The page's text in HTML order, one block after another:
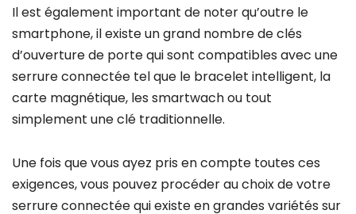
Il est également important de noter qu’outre le
smartphone, il existe un grand nombre de clés
d’ouverture de porte qui sont compatibles avec une
serrure connectée tel que le bracelet intelligent, la
carte magnétique, les smartwach ou tout
simplement une clé traditionnelle.
Une fois que vous ayez pris en compte toutes ces
exigences, vous pouvez procéder au choix de votre
serrure connectée qui existe en grandes variétés sur